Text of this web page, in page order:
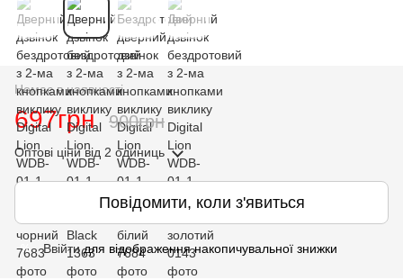
Немає в наявності
697грн 900грн
Оптові цінивід 2 одиниць
Повідомити, коли з'явиться
% Ввійтидля відображення накопичувальної знижки